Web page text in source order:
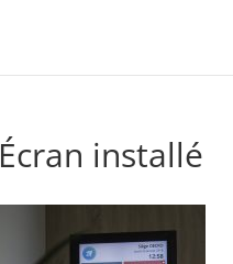
Écran installé